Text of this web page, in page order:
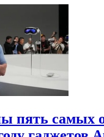
пять самых